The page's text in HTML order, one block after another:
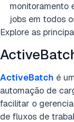
monitoramento
jobs em todos
Explore as
ActiveBatch é
automação de
facilitar o
de fluxos de